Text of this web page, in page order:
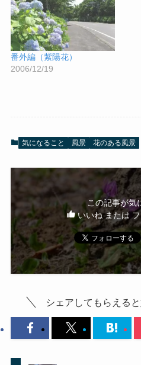
番外編（紫陽花）
2006/12/19
気になること 風景 花のある風景
この記事が気
いいね または
シェアしてもらえる